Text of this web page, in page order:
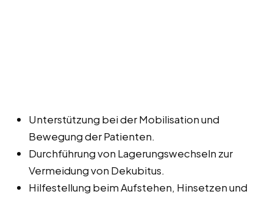
Unterstützung bei der Mobilisation und
Bewegung der Patienten.
Durchführung von Lagerungswechseln zur
Vermeidung von Dekubitus.
Hilfestellung beim Aufstehen, Hinsetzen und